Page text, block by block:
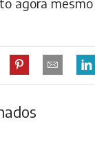
agora